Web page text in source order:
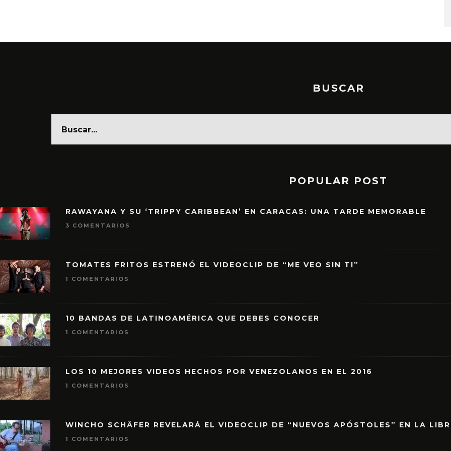
BUSCAR
POPULAR POST
RAWAYANA Y SU ‘TRIPPY CARIBBEAN’ EN CARACAS: UNA TARDE MEMORABLE
3 COMENTARIOS
TOMATES FRITOS ESTRENÓ EL VIDEOCLIP DE “ME VEO SIN TI”
1 COMENTARIOS
10 BANDAS DE LATINOAMÉRICA QUE DEBES CONOCER
1 COMENTARIOS
LOS 10 MEJORES VIDEOS HECHOS POR VENEZOLANOS EN EL 2016
1 COMENTARIOS
WINCHO SCHÄFER REVELARÁ EL VIDEOCLIP DE “NUEVOS APÓSTOLES” EN LA
1 COMENTARIOS